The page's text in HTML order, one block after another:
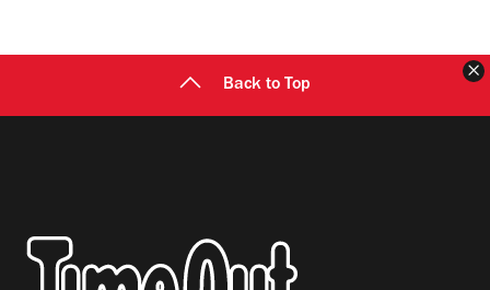
Back to Top